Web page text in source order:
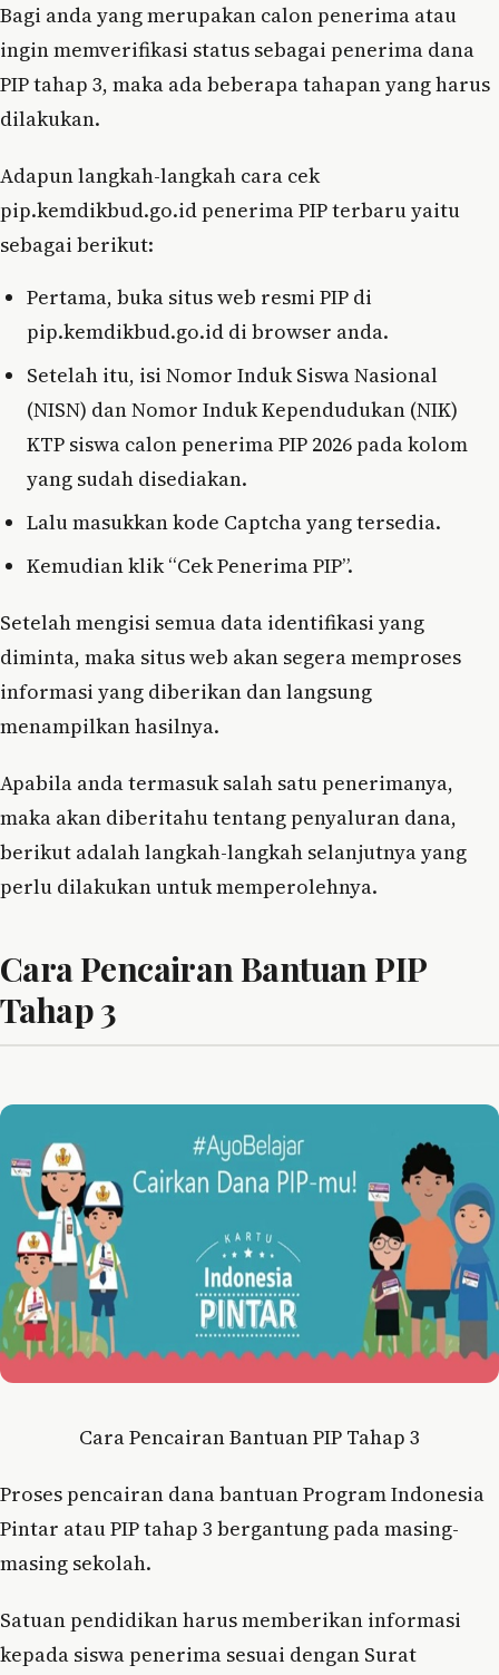
Bagi anda yang merupakan calon penerima atau
ingin memverifikasi status sebagai penerima dana
PIP tahap 3, maka ada beberapa tahapan yang harus
dilakukan.
Adapun langkah-langkah cara cek
pip.kemdikbud.go.id penerima PIP terbaru yaitu
sebagai berikut:
Pertama, buka situs web resmi PIP di
pip.kemdikbud.go.id di browser anda.
Setelah itu, isi Nomor Induk Siswa Nasional
(NISN) dan Nomor Induk Kependudukan (NIK)
KTP siswa calon penerima PIP 2026 pada kolom
yang sudah disediakan.
Lalu masukkan kode Captcha yang tersedia.
Kemudian klik “Cek Penerima PIP”.
Setelah mengisi semua data identifikasi yang
diminta, maka situs web akan segera memproses
informasi yang diberikan dan langsung
menampilkan hasilnya.
Apabila anda termasuk salah satu penerimanya,
maka akan diberitahu tentang penyaluran dana,
berikut adalah langkah-langkah selanjutnya yang
perlu dilakukan untuk memperolehnya.
Cara Pencairan Bantuan PIP
Tahap 3
Cara Pencairan Bantuan PIP Tahap 3
Proses pencairan dana bantuan Program Indonesia
Pintar atau PIP tahap 3 bergantung pada masing-
masing sekolah.
Satuan pendidikan harus memberikan informasi
kepada siswa penerima sesuai dengan Surat